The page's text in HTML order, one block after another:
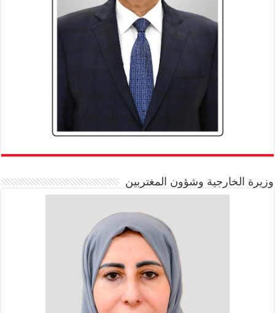
وزيرة الخارجية وشؤون المغتربين